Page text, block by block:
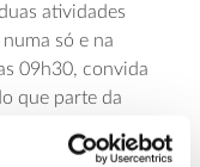
atividades
só e na
09h30, convida
que parte da
Pelo caminho